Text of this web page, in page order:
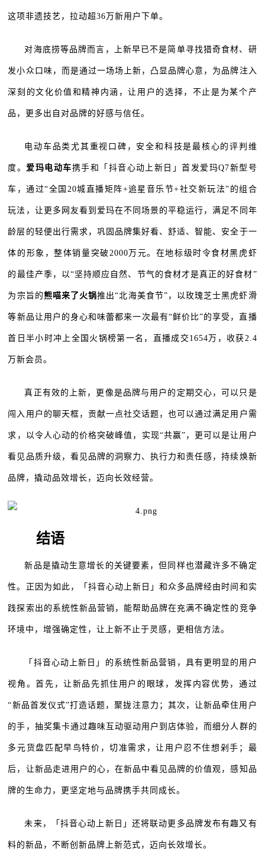
这项非遗技艺，拉动超36万新用户下单。
对海底捞等品牌而言，上新早已不是简单寻找猎奇食材、研
发小众口味，而是通过一场场上新，凸显品牌心意，为品牌注入
深刻的文化价值和精神内涵，让用户的选择，不止是为某个产
品，更多出自对品牌的好感与信任。
电动车品类尤其重视口碑，安全和科技是最核心的评判维
度。 爱玛电动车携手和「抖音心动上新日」首发爱玛Q7新型号
车，通过“全国20城直播矩阵+追星音乐节+社交新玩法”的组合
玩法，让更多网友看到爱玛在不同场景的平稳运行，满足不同年
龄层的轻便出行需求，巩固品牌集好看、舒适、智能、安全于一
体的形象，整体销量突破2000万元。在地标级时令食材黑虎虾
的最佳产季，以“坚持顺应自然、节气的食材才是真正的好食材”
为宗旨的熊喵来了火锅推出“北海美食节”，以玫瑰芝士黑虎虾滑
等新品让用户的身心和味蕾都来一次最有“鲜价比”的享受，直播
首日半小时冲上全国火锅榜第一名，直播成交1654万，收获2.4
万新会员。
真正有效的上新，更像是品牌与用户的定期交心，可以只是
闯入用户的聊天框，贡献一点社交话题，也可以通过满足用户需
求，以令人心动的价格突破峰值，实现“共赢”，更可以是让用户
看见品质升级，看见品牌的洞察力、执行力和责任感，持续焕新
品牌，撬动品效增长，迈向长效经营。
结语
新品是撬动生意增长的关键要素，但同样也潜藏许多不确定
性。正因为如此，「抖音心动上新日」和众多品牌经由时间和实
践探索出的系统性新品营销，能帮助品牌在充满不确定性的竞争
环境中，增强确定性，让上新不止于灵感，更相信方法。
「抖音心动上新日」的系统性新品营销，具有更明显的用户
视角。首先，让新品先抓住用户的眼球，发挥内容优势，通过
“新品首发仪式”打造话题，聚拢注意力；其次，让新品牵住用户
的手，抽奖集卡通过趣味互动驱动用户到店体验，而细分人群的
多元货盘匹配早鸟特价，切准需求，让用户忍不住想剁手；最
后，让新品走进用户的心，在新品中看见品牌的价值观，感知品
牌的生命力，更坚定地与品牌携手共同成长。
未来，「抖音心动上新日」还将联动更多品牌发布有趣又有
料的新品，不断创新品牌上新范式，迈向长效增长。